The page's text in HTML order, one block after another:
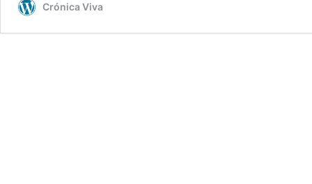
Crónica Viva